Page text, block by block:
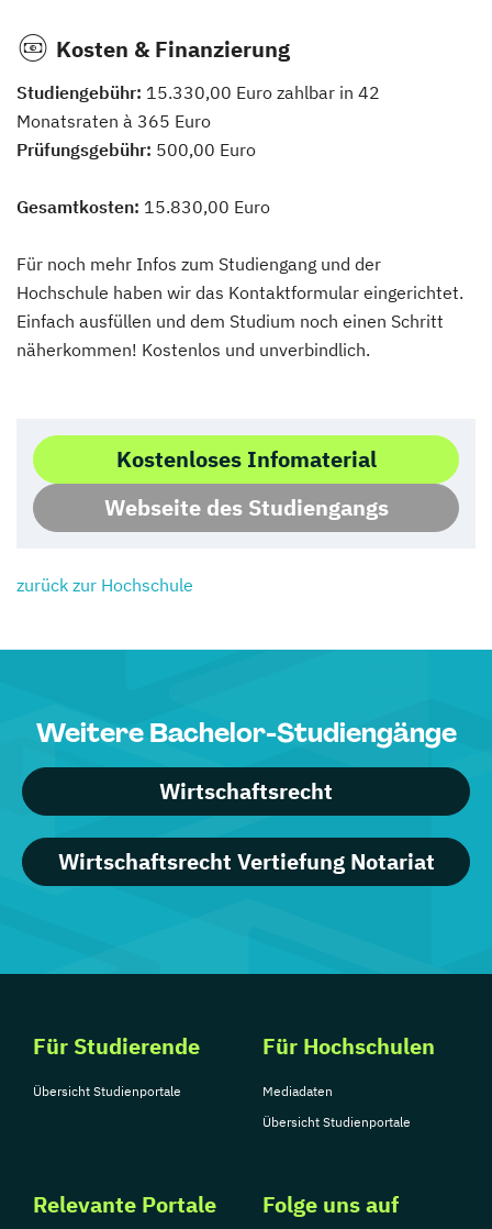
Kosten & Finanzierung
Studiengebühr: 15.330,00 Euro zahlbar in 42
Monatsraten à 365 Euro
Prüfungsgebühr: 500,00 Euro
Gesamtkosten: 15.830,00 Euro
Für noch mehr Infos zum Studiengang und der
Hochschule haben wir das Kontaktformular eingerichtet.
Einfach ausfüllen und dem Studium noch einen Schritt
näherkommen! Kostenlos und unverbindlich.
Kostenloses Infomaterial
Webseite des Studiengangs
zurück zur Hochschule
Weitere Bachelor-Studiengänge
Wirtschaftsrecht
Wirtschaftsrecht Vertiefung Notariat
Für Studierende
Übersicht Studienportale
Für Hochschulen
Mediadaten
Übersicht Studienportale
Relevante Portale Folge uns auf